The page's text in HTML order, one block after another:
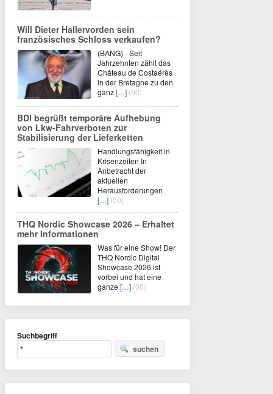
Will Dieter Hallervorden sein
französisches Schloss verkaufen?
(BANG) - Seit
Jahrzehnten zählt das
Château de Costaérès
in der Bretagne zu den
ganz[…] (00)
BDI begrüßt temporäre Aufhebung
von Lkw-Fahrverboten zur
Stabilisierung der Lieferketten
Handlungsfähigkeit in
Krisenzeiten In
Anbetracht der
aktuellen
Herausforderungen
[…] (00)
THQ Nordic Showcase 2026 – Erhaltet
mehr Informationen
Was für eine Show! Der
THQ Nordic Digital
Showcase 2026 ist
vorbei und hat eine
ganze […] (00)
Suchbegriff
suchen